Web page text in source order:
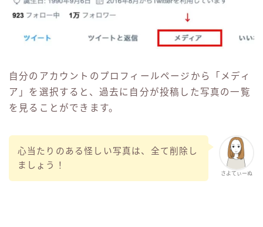
自分のアカウントのプロフィールページから「メディ
ア」を選択すると、過去に自分が投稿した写真の一覧
を見ることができます。
さよてぃーぬ
心当たりのある怪しい写真は、全て削除し
ましょう！